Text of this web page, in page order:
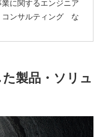
に関するエンジニア
コンサルティング な
製品・ソリュ